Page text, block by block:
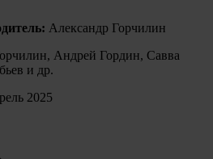
Александр Горчилин
Андрей Гордин, Савва
и др.
2025